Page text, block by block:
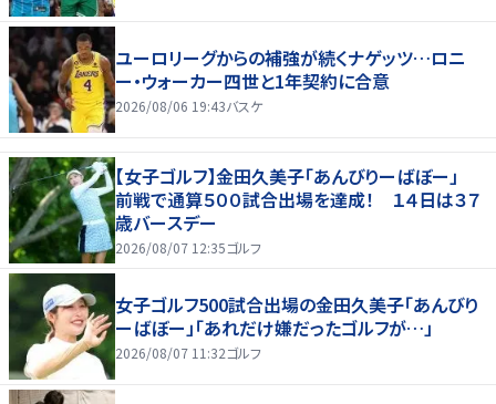
ユーロリーグからの補強が続くナゲッツ…ロニ
ー・ウォーカー四世と1年契約に合意
2026/08/06 19:43バスケ
【女子ゴルフ】金田久美子「あんびりーばぼー」
前戦で通算５００試合出場を達成！ １４日は３７
歳バースデー
2026/08/07 12:35ゴルフ
女子ゴルフ500試合出場の金田久美子「あんびり
ーばぼー」「あれだけ嫌だったゴルフが…」
2026/08/07 11:32ゴルフ